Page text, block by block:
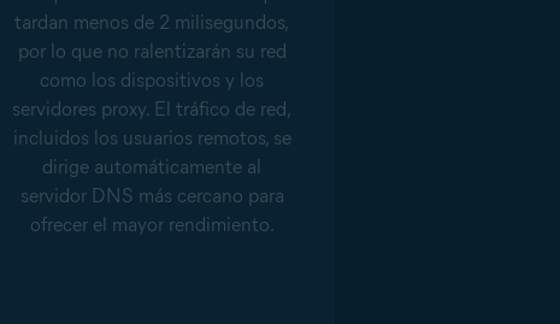
tardan menos de 2 milisegundos,
por lo que no ralentizarán su red
como los dispositivos y los
servidores proxy. El tráfico de red,
incluidos los usuarios remotos, se
dirige automáticamente al
servidor DNS más cercano para
ofrecer el mayor rendimiento.